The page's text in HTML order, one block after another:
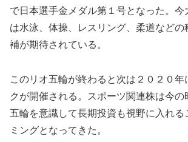
で日本選手金メダル第１号となった。今
は水泳、体操、レスリング、柔道などの
補が期待されている。
このリオ五輪が終わると次は２０２０年
クが開催される。スポーツ関連株は今
五輪を意識して長期投資も視野に入れる
ミングとなってきた。